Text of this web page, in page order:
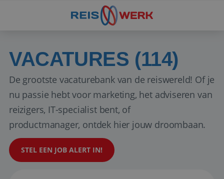
VACATURES (114)
De grootste vacaturebank van de reiswereld! Of je
nu passie hebt voor marketing, het adviseren van
reizigers, IT-specialist bent, of
productmanager, ontdek hier jouw droombaan.
STEL EEN JOB ALERT IN!